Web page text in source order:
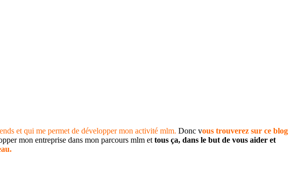
et qui me permet de développer mon activité mlm. Donc vous trouverez sur ce blog
mon entreprise dans mon parcours mlm et tous ça, dans le but de vous aider et